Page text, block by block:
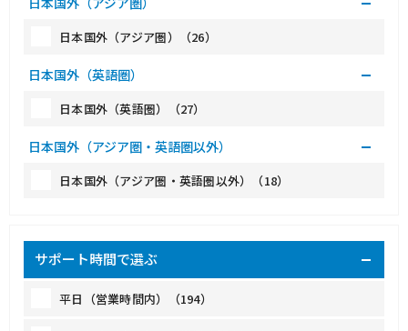
日本国外（アジア圏）（26）
日本国外（英語圏）
日本国外（英語圏）（27）
日本国外（アジア圏・英語圏以外）
日本国外（アジア圏・英語圏以外）（18）
サポート時間で選ぶ
平日（営業時間内）（194）